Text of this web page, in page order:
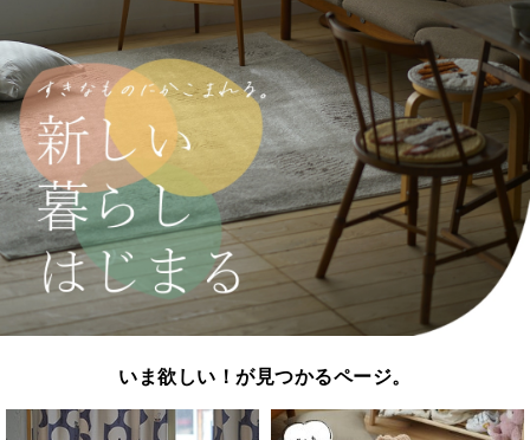
いま欲しい！が見つかるページ。